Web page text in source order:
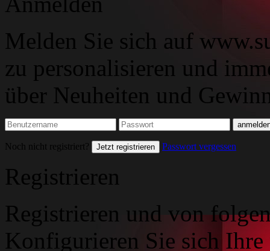
Melden Sie sich auf
zu personalisieren und
über Neuheiten und
Noch nicht registriert? Jetzt registrieren Passwort vergessen
Registrieren
Registrieren und von
Konfigurieren Sie sich